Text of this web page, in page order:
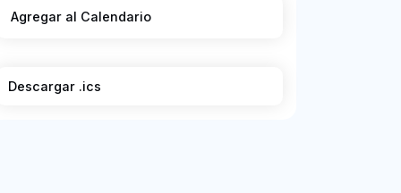
Agregar al Calendario
Descargar .ics